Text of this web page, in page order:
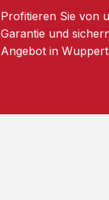
Profitieren Sie von
Garantie und
Angebot in